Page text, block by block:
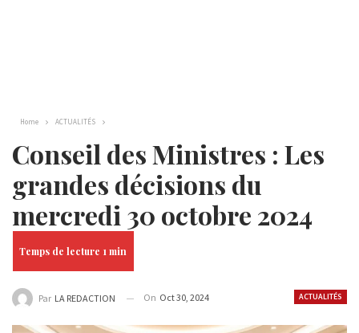
Home ACTUALITÉS
Conseil des Ministres : Les
grandes décisions du
mercredi 30 octobre 2024
ACTUALITÉS
Par LA REDACTION On Oct 30, 2024